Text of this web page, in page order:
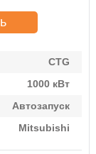
CTG
1000 кВт
Автозапуск
Mitsubishi